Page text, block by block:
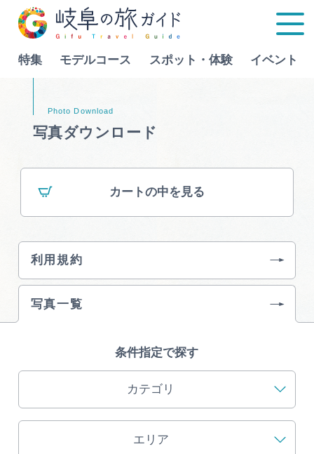
特集 モデルコース スポット・体験 イベント
モデルコース
グルメ
Language
行きたいリストを見る
写真ダウンロード
写真一覧
利用規約
カートの中を見る
条件指定で探す
カテゴリ
エリア